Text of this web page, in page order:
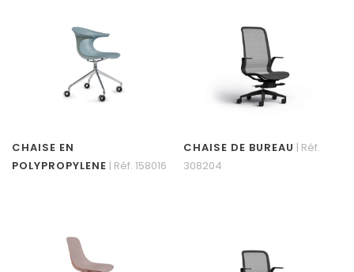
CHAISE EN
POLYPROPYLENE | Réf. 158016
CHAISE DE BUREAU | Réf.
308204